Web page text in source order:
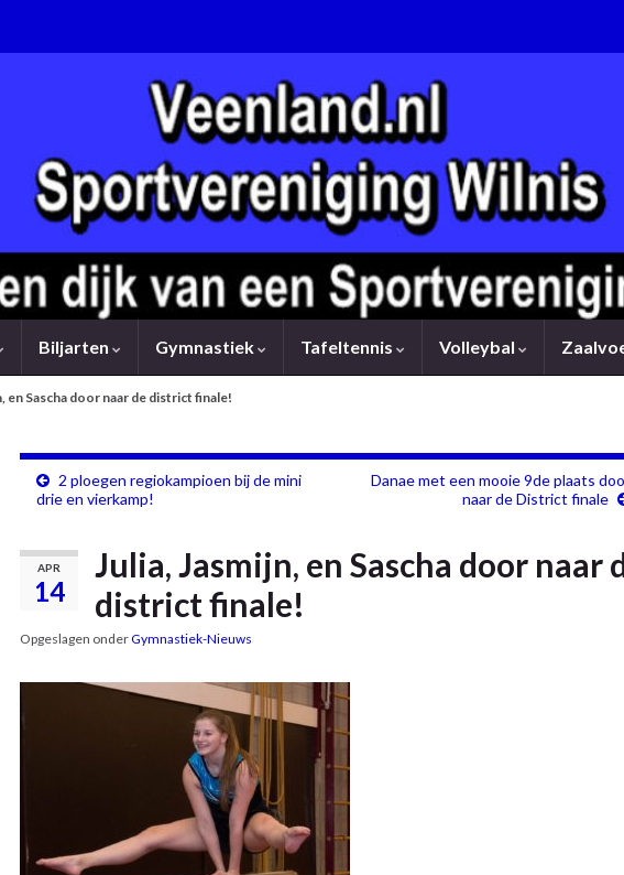
Biljarten Gymnastiek Tafeltennis Volleybal
en Sascha door naar de district finale!
2 ploegen regiokampioen bij de mini
drie en vierkamp!
Danae met een mooie 9de plaats
naar de District finale
APR
14
Julia, Jasmijn, en Sascha door naar
district finale!
Opgeslagen onderGymnastiek-Nieuws